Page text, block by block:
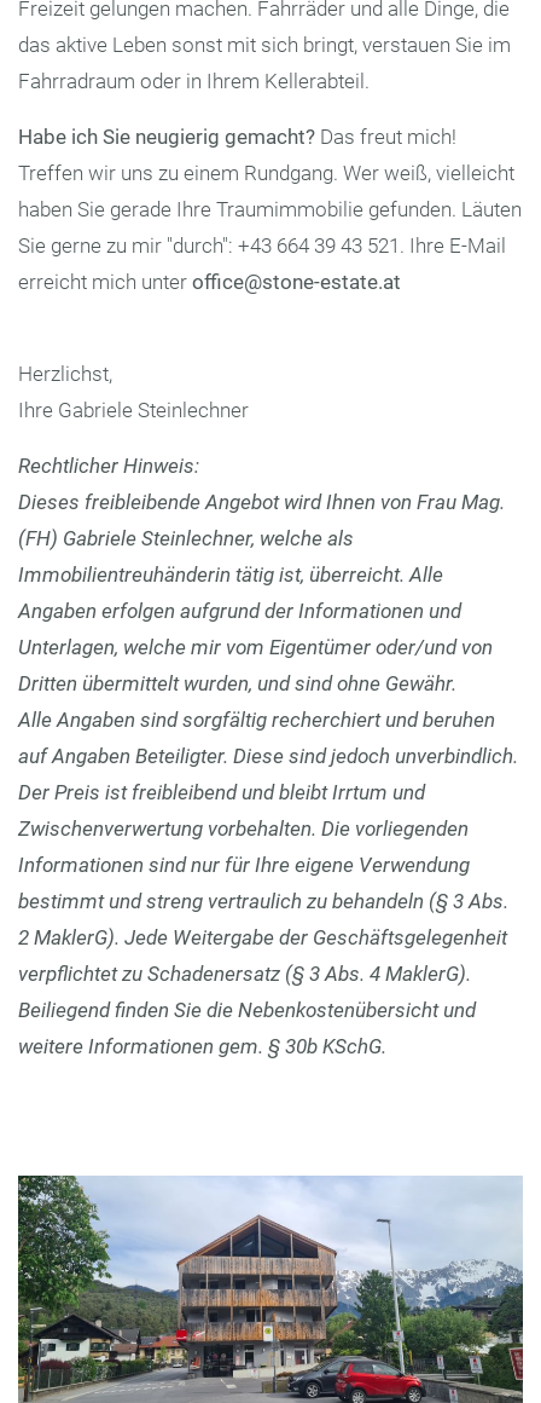
Freizeit gelungen machen. Fahrräder und alle Dinge, die
das aktive Leben sonst mit sich bringt, verstauen Sie im
Fahrradraum oder in Ihrem Kellerabteil.
Habe ich Sie neugierig gemacht? Das freut mich!
Treffen wir uns zu einem Rundgang. Wer weiß, vielleicht
haben Sie gerade Ihre Traumimmobilie gefunden. Läuten
Sie gerne zu mir "durch": +43 664 39 43 521. Ihre E-Mail
erreicht mich unter office@stone-estate.at
Herzlichst,
Ihre Gabriele Steinlechner
Rechtlicher Hinweis:
Dieses freibleibende Angebot wird Ihnen von Frau Mag.
(FH) Gabriele Steinlechner, welche als
Immobilientreuhänderin tätig ist, überreicht. Alle
Angaben erfolgen aufgrund der Informationen und
Unterlagen, welche mir vom Eigentümer oder/und von
Dritten übermittelt wurden, und sind ohne Gewähr.
Alle Angaben sind sorgfältig recherchiert und beruhen
auf Angaben Beteiligter. Diese sind jedoch unverbindlich.
Der Preis ist freibleibend und bleibt Irrtum und
Zwischenverwertung vorbehalten. Die vorliegenden
Informationen sind nur für Ihre eigene Verwendung
bestimmt und streng vertraulich zu behandeln (§ 3 Abs.
2 MaklerG). Jede Weitergabe der Geschäftsgelegenheit
verpflichtet zu Schadenersatz (§ 3 Abs. 4 MaklerG).
Beiliegend finden Sie die Nebenkostenübersicht und
weitere Informationen gem. § 30b KSchG.